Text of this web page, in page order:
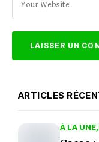
ARTICLES
À LA UNE